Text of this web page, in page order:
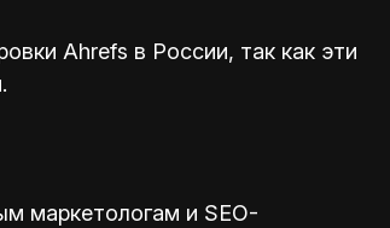
Ahrefs в России, так как эти
маркетологам и SEO-